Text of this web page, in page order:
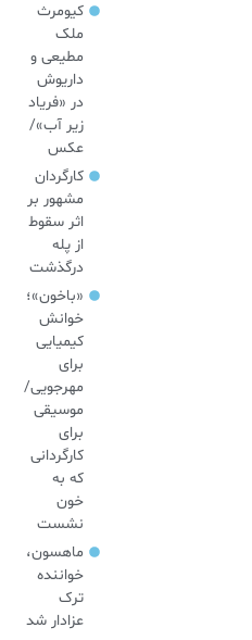
کیومرث
ملک
مطیعی و
داریوش
در «فریاد
زیر آب»/
عکس
کارگردان
مشهور بر
اثر سقوط
از پله
درگذشت
«باخون»‌؛
خوانش
کیمیایی
برای
مهرجویی/
موسیقی
برای
کارگردانی
که به
خون
نشست
ماهسون،
خواننده
ترک
عزادار شد